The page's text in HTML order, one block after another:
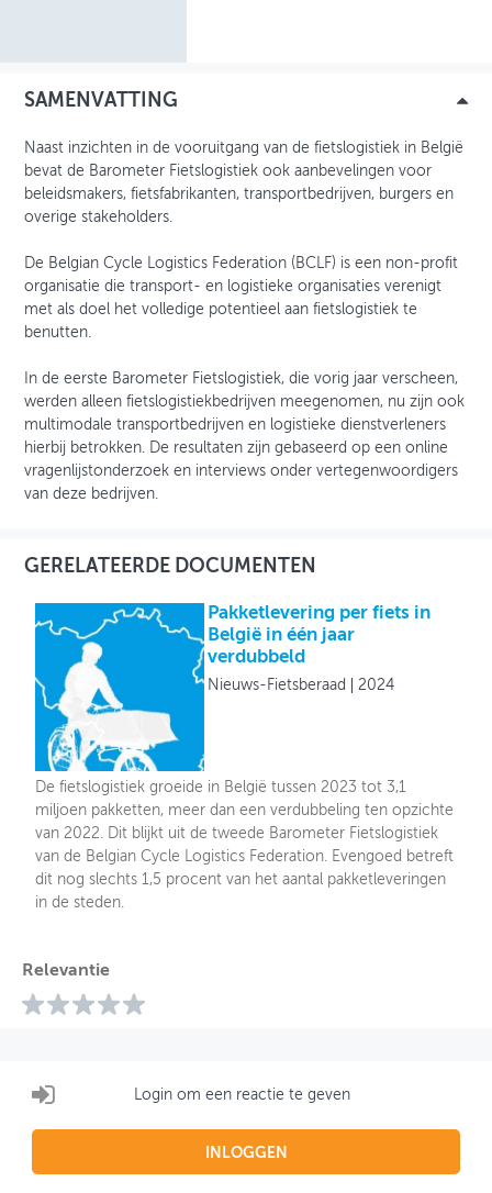
SAMENVATTING
Naast inzichten in de vooruitgang van de fietslogistiek in België
bevat de Barometer Fietslogistiek ook aanbevelingen voor
beleidsmakers, fietsfabrikanten, transportbedrijven, burgers en
overige stakeholders.
De Belgian Cycle Logistics Federation (BCLF) is een non-profit
organisatie die transport- en logistieke organisaties verenigt
met als doel het volledige potentieel aan fietslogistiek te
benutten.
In de eerste Barometer Fietslogistiek, die vorig jaar verscheen,
werden alleen fietslogistiekbedrijven meegenomen, nu zijn ook
multimodale transportbedrijven en logistieke dienstverleners
hierbij betrokken. De resultaten zijn gebaseerd op een online
vragenlijstonderzoek en interviews onder vertegenwoordigers
van deze bedrijven.
GERELATEERDE DOCUMENTEN
Pakketlevering per fiets in
België in één jaar
verdubbeld
Nieuws-Fietsberaad 2024
De fietslogistiek groeide in België tussen 2023 tot 3,1
miljoen pakketten, meer dan een verdubbeling ten opzichte
van 2022. Dit blijkt uit de tweede Barometer Fietslogistiek
van de Belgian Cycle Logistics Federation. Evengoed betreft
dit nog slechts 1,5 procent van het aantal pakketleveringen
in de steden.
Relevantie
Login om een reactie te geven
INLOGGEN